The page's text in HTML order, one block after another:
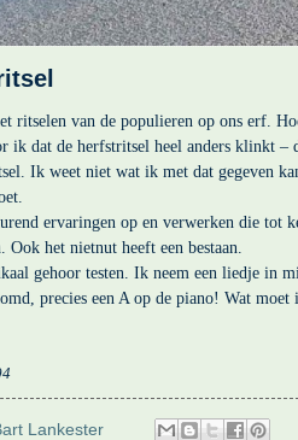
ritselen van de populieren op ons erf.
ik dat de herfstritsel heel anders klinkt –
Ik weet niet wat ik met dat gegeven
ervaringen op en verwerken die tot
Ook het nietnut heeft een bestaan.
gehoor testen. Ik neem een liedje in
precies een A op de piano! Wat moet
Lankester